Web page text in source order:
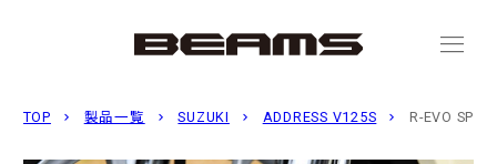
menu
TOP 製品一覧 SUZUKI ADDRESS V125S R-EVO SP